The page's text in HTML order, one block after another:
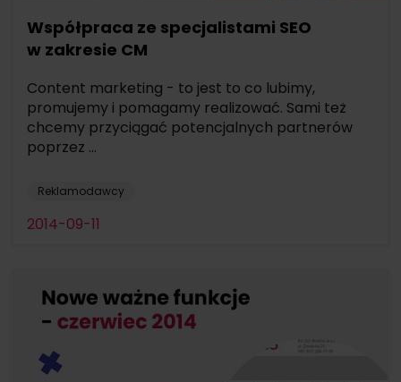
Współpraca ze specjalistami SEO
w zakresie CM
Content marketing - to jest to co lubimy,
promujemy i pomagamy realizować. Sami też
chcemy przyciągać potencjalnych partnerów
poprzez ...
Reklamodawcy
2014-09-11